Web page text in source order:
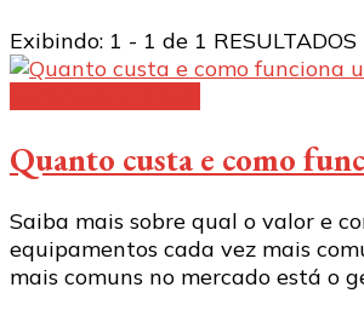
Exibindo: 1 - 1 de 1 RESULTADOS
Quanto custa e como
Saiba mais sobre qual o valor e
equipamentos cada vez mais
mais comuns no mercado está o